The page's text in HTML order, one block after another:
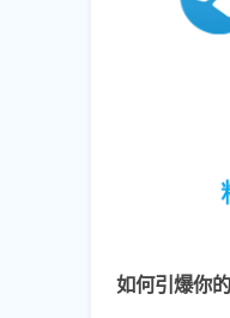
如何引爆你